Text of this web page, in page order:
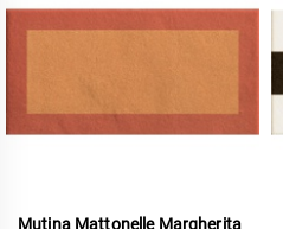
Mutina Mattonelle Margherita